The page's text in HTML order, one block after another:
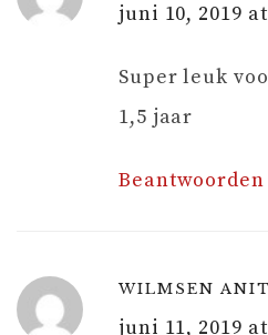
juni 10, 2019
Super leuk
1,5 jaar
Beantwoorden
WILMSEN
juni 11, 2019